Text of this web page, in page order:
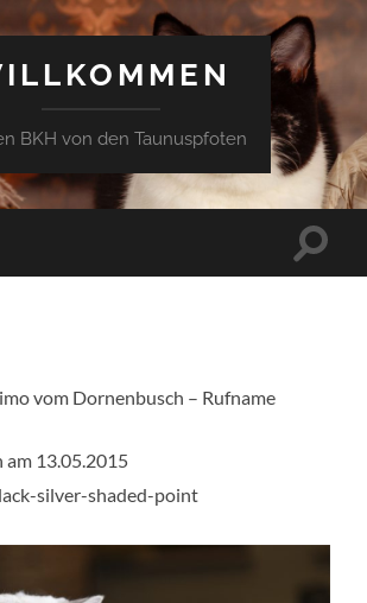
BKH von den Taunuspfoten
vom Dornenbusch – Rufname
am 13.05.2015
silver-shaded-point